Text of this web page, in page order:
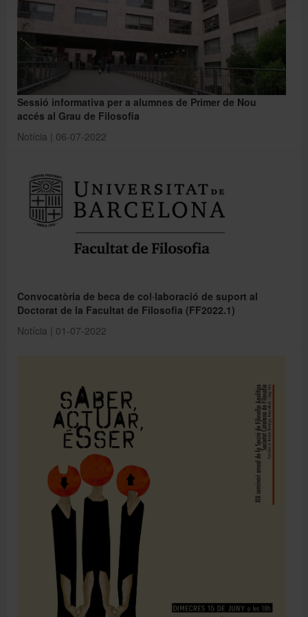
Sessió informativa per a alumnes de Primer de Nou
accés al Grau de Filosofia
Notícia | 06-07-2022
Convocatòria de beca de col·laboració de suport al
Doctorat de la Facultat de Filosofia (FF2022.1)
Notícia | 01-07-2022